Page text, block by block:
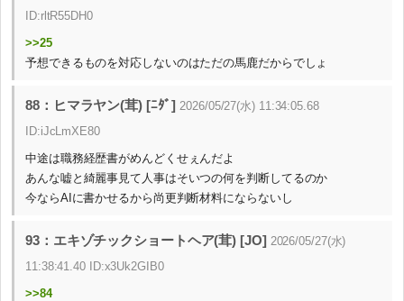
ID:rltR55DH0
>>25
予想できるものを対応しないのはただの馬鹿だからでしょ
88：ヒマラヤン(茸) [ﾆﾀﾞ] 2026/05/27(水) 11:34:05.68
ID:iJcLmXE80
中途は職務経歴書がめんどくせぇんだよ
あんな嘘と綺麗事見て人事はそいつの何を判断してるのか
今ならAIに書かせるから尚更判断材料にならないし
93：エキゾチックショートヘア(茸) [JO] 2026/05/27(水)
11:38:41.40 ID:x3Uk2GIB0
>>84